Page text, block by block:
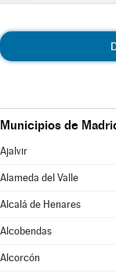
Municipios de
Ajalvir
Alameda del Valle
Alcalá de Henares
Alcobendas
Alcorcón